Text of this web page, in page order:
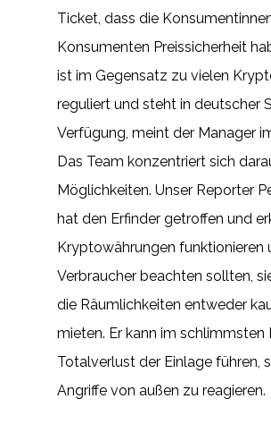
Ticket, dass die
Konsumenten Preissicherheit
ist im Gegensatz zu vielen
reguliert und steht in deutscher
Verfügung, meint der Manager
Das Team konzentriert sich
Möglichkeiten. Unser Reporter
hat den Erfinder getroffen und
Kryptowährungen funktionieren
Verbraucher beachten sollten,
die Räumlichkeiten entweder
mieten. Er kann im schlimmsten
Totalverlust der Einlage führen,
Angriffe von außen zu reagieren.